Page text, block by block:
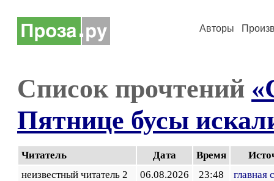
Авторы
Список прочтений
Пятнице бусы
Читатель Дата Время
неизвестный читатель 2
06.08.2026 23:48
главная